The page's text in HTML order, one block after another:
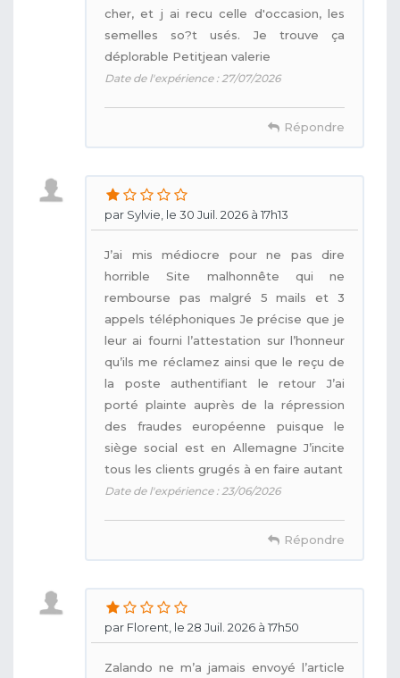
cher, et j ai recu celle d'occasion, les
semelles so?t usés. Je trouve ça
déplorable Petitjean valerie
Date de l'expérience : 27/07/2026
Répondre
par Sylvie, le 30 Juil. 2026 à 17h13
J’ai mis médiocre pour ne pas dire
horrible Site malhonnête qui ne
rembourse pas malgré 5 mails et 3
appels téléphoniques Je précise que je
leur ai fourni l’attestation sur l’honneur
qu’ils me réclamez ainsi que le reçu de
la poste authentifiant le retour J’ai
porté plainte auprès de la répression
des fraudes européenne puisque le
siège social est en Allemagne J’incite
tous les clients grugés à en faire autant
Date de l'expérience : 23/06/2026
Répondre
par Florent, le 28 Juil. 2026 à 17h50
Zalando ne m’a jamais envoyé l’article